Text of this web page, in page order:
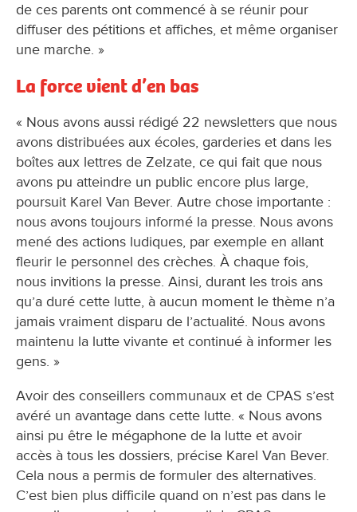
de ces parents ont commencé à se réunir pour
diffuser des pétitions et affiches, et même organiser
une marche. »
La force vient d’en bas
« Nous avons aussi rédigé 22 newsletters que nous
avons distribuées aux écoles, garderies et dans les
boîtes aux lettres de Zelzate, ce qui fait que nous
avons pu atteindre un public encore plus large,
poursuit Karel Van Bever. Autre chose importante :
nous avons toujours informé la presse. Nous avons
mené des actions ludiques, par exemple en allant
fleurir le personnel des crèches. À chaque fois,
nous invitions la presse. Ainsi, durant les trois ans
qu’a duré cette lutte, à aucun moment le thème n’a
jamais vraiment disparu de l’actualité. Nous avons
maintenu la lutte vivante et continué à informer les
gens. »
Avoir des conseillers communaux et de CPAS s’est
avéré un avantage dans cette lutte. « Nous avons
ainsi pu être le mégaphone de la lutte et avoir
accès à tous les dossiers, précise Karel Van Bever.
Cela nous a permis de formuler des alternatives.
C’est bien plus difficile quand on n’est pas dans le